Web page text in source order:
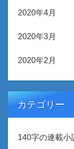
2020年4月
2020年3月
2020年2月
カテゴリー
140字の連載小